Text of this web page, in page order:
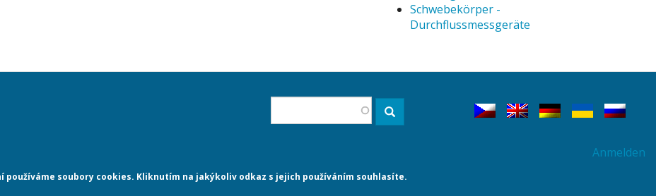
Schwebekörper -
Durchflussmessgeräte
Suche
Suche
Anmelden
používáme soubory cookies. Kliknutím na jakýkoliv odkaz s jejich používáním souhlasíte.